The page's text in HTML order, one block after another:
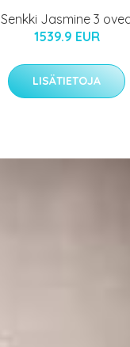
Senkki Jasmine 3
1539.9 EUR
LISÄTIETOJA